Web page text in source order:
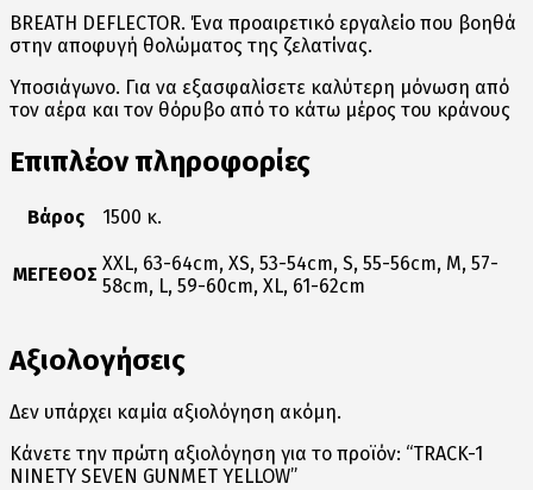
BREATH DEFLECTOR. Ένα προαιρετικό εργαλείο που βοηθά
στην αποφυγή θολώματος της ζελατίνας.
Υποσιάγωνο. Για να εξασφαλίσετε καλύτερη μόνωση από
τον αέρα και τον θόρυβο από το κάτω μέρος του κράνους
Επιπλέον πληροφορίες
Βάρος 1500 κ.
ΜΕΓΕΘΟΣ XXL, 63-64cm, XS, 53-54cm, S, 55-56cm, M, 57-
58cm, L, 59-60cm, XL, 61-62cm
Αξιολογήσεις
Δεν υπάρχει καμία αξιολόγηση ακόμη.
Κάνετε την πρώτη αξιολόγηση για το προϊόν: “TRACK-1
NINETY SEVEN GUNMET YELLOW”